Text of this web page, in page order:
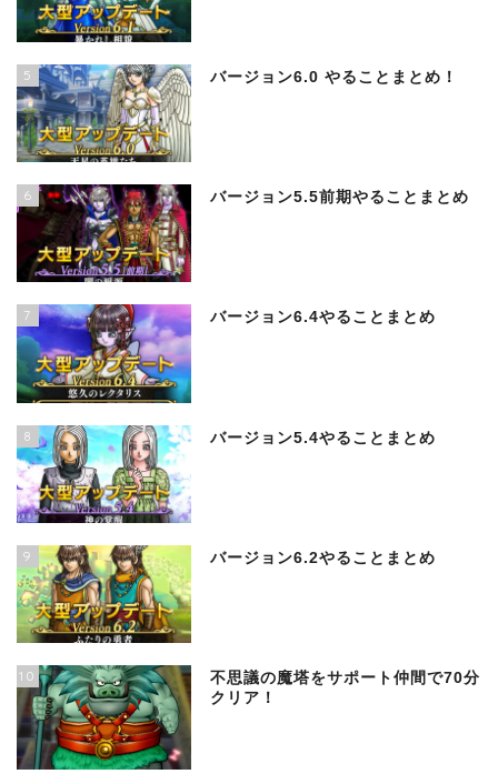
5 バージョン6.0 やることまとめ！
6 バージョン5.5前期やることまとめ
7 バージョン6.4やることまとめ
8 バージョン5.4やることまとめ
9 バージョン6.2やることまとめ
10
不思議の魔塔をサポート仲間で70分
クリア！